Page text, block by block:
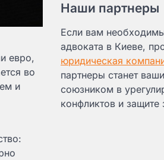
евро,
во
и
Наши партнеры
Если вам
адвоката в Киеве,
юридическая
партнеры станет
союзником в
конфликтов и защите